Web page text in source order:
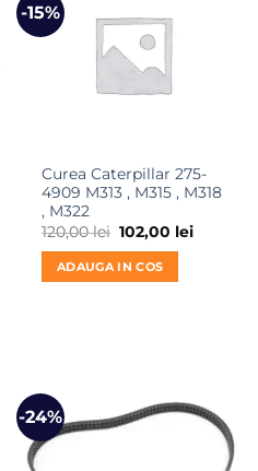
-15%
Curea Caterpillar 275-
4909 M313 , M315 , M318
, M322
120,00lei Prețul
inițial
a
fost:
120,00 lei.
102,00 leiPrețul
ADAUGA IN COS
-24%